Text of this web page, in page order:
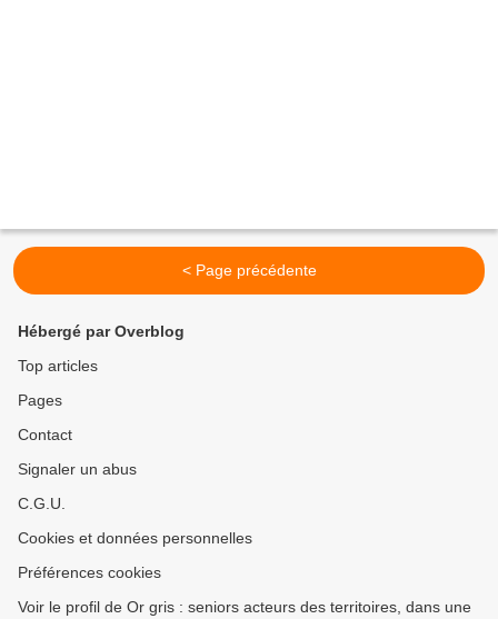
< Page précédente
Hébergé par Overblog
Top articles
Pages
Contact
Signaler un abus
C.G.U.
Cookies et données personnelles
Préférences cookies
Voir le profil de Or gris : seniors acteurs des territoires, dans une